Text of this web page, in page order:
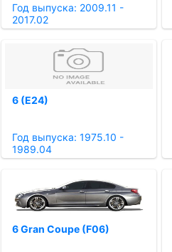
Год выпуска: 2009.11 -
2017.02
6 (E24)
Год выпуска: 1975.10 -
1989.04
6 Gran Coupe (F06)